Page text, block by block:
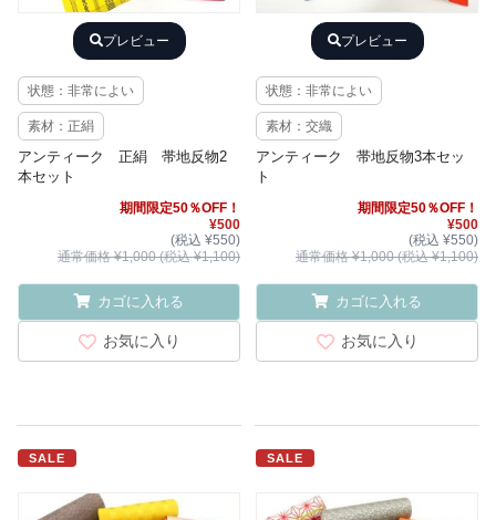
プレビュー
状態：非常によい
素材：正絹
アンティーク 正絹 帯地反物2
本セット
期間限定50％OFF！
¥500
(税込 ¥550)
通常価格 ¥1,000 (税込 ¥1,100)
カゴに入れる
お気に入り
プレビュー
状態：非常によい
素材：交織
アンティーク 帯地反物3本セッ
ト
期間限定50％OFF！
¥500
(税込 ¥550)
通常価格 ¥1,000 (税込 ¥1,100)
カゴに入れる
お気に入り
SALE SALE